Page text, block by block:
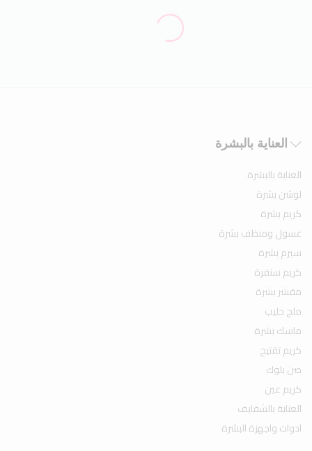
العناية بالبشرة
العناية بالبشرة
لوشن بشرة
كريم بشرة
غسول ومنظف بشرة
سيرم بشرة
كريم سنفرة
مقشر بشرة
ملح حليب
ماسك بشرة
كريم تفتيح
صن بلوك
كريم عين
العناية بالشفايف
ادوات واجهزة البشرة